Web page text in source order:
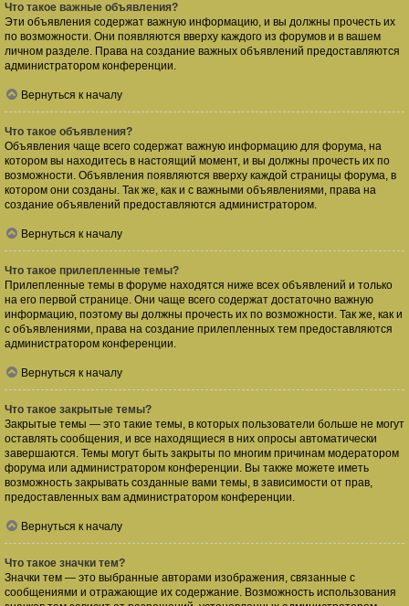
Что такое важные объявления?
Эти объявления содержат важную информацию, и вы должны прочесть их
по возможности. Они появляются вверху каждого из форумов и в вашем
личном разделе. Права на создание важных объявлений предоставляются
администратором конференции.
Вернуться к началу
Что такое объявления?
Объявления чаще всего содержат важную информацию для форума, на
котором вы находитесь в настоящий момент, и вы должны прочесть их по
возможности. Объявления появляются вверху каждой страницы форума, в
котором они созданы. Так же, как и с важными объявлениями, права на
создание объявлений предоставляются администратором.
Вернуться к началу
Что такое прилепленные темы?
Прилепленные темы в форуме находятся ниже всех объявлений и только
на его первой странице. Они чаще всего содержат достаточно важную
информацию, поэтому вы должны прочесть их по возможности. Так же, как и
с объявлениями, права на создание прилепленных тем предоставляются
администратором конференции.
Вернуться к началу
Что такое закрытые темы?
Закрытые темы — это такие темы, в которых пользователи больше не могут
оставлять сообщения, и все находящиеся в них опросы автоматически
завершаются. Темы могут быть закрыты по многим причинам модератором
форума или администратором конференции. Вы также можете иметь
возможность закрывать созданные вами темы, в зависимости от прав,
предоставленных вам администратором конференции.
Вернуться к началу
Что такое значки тем?
Значки тем — это выбранные авторами изображения, связанные с
сообщениями и отражающие их содержание. Возможность использования